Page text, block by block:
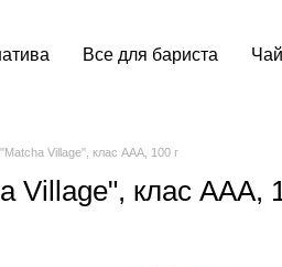
Все для бариста
Village", клас ААА, 100 г
Village", клас ААА,